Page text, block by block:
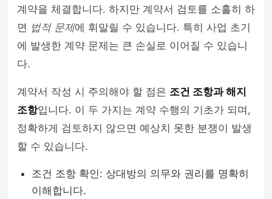
계약을 체결합니다. 하지만 계약서 검토를 소홀히 하
면 법적 문제에 휘말릴 수 있습니다. 특히 사업 초기
에 발생한 계약 문제는 큰 손실로 이어질 수 있습니
다.
계약서 작성 시 주의해야 할 점은 조건 조항과 해지
조항입니다. 이 두 가지는 계약 수행의 기초가 되며,
정확하게 검토하지 않으면 예상치 못한 분쟁이 발생
할 수 있습니다.
조건 조항 확인: 상대방의 의무와 권리를 명확히
이해합니다.